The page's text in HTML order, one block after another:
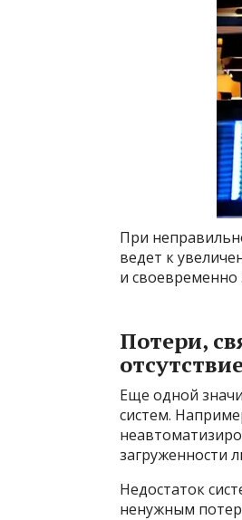
При
ведет к
и своевременно
Потери,
Еще одной
систем.
загруженности
Недостаток
ненужным